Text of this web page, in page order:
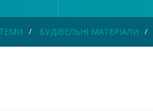
БУДІВЕЛЬНІ МАТЕРІАЛИ